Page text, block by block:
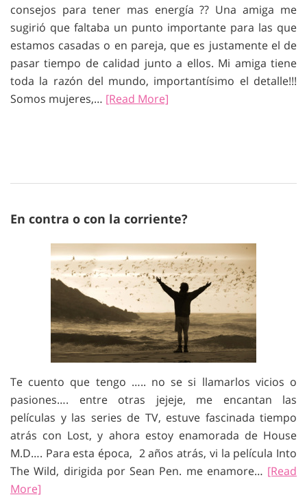
consejos para tener mas energía ?? Una amiga me
sugirió que faltaba un punto importante para las que
estamos casadas o en pareja, que es justamente el de
pasar tiempo de calidad junto a ellos. Mi amiga tiene
toda la razón del mundo, importantísimo el detalle!!!
Somos mujeres,… [Read More]
En contra o con la corriente?
Te cuento que tengo ….. no se si llamarlos vicios o
pasiones…. entre otras jejeje, me encantan las
películas y las series de TV, estuve fascinada tiempo
atrás con Lost, y ahora estoy enamorada de House
M.D…. Para esta época, 2 años atrás, vi la película Into
The Wild, dirigida por Sean Pen. me enamore… [Read
More]